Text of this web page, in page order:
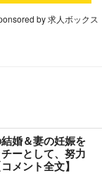
by 求人ボックス
婚＆妻の妊娠を
ーとして、努力
メント全文】